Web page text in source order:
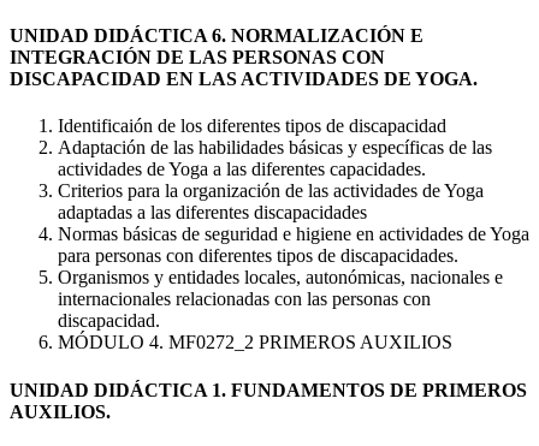
UNIDAD DIDÁCTICA 6. NORMALIZACIÓN E
INTEGRACIÓN DE LAS PERSONAS CON
DISCAPACIDAD EN LAS ACTIVIDADES DE YOGA.
Identificaión de los diferentes tipos de discapacidad
Adaptación de las habilidades básicas y específicas de las
actividades de Yoga a las diferentes capacidades.
Criterios para la organización de las actividades de Yoga
adaptadas a las diferentes discapacidades
Normas básicas de seguridad e higiene en actividades de Yoga
para personas con diferentes tipos de discapacidades.
Organismos y entidades locales, autonómicas, nacionales e
internacionales relacionadas con las personas con
discapacidad.
MÓDULO 4. MF0272_2 PRIMEROS AUXILIOS
UNIDAD DIDÁCTICA 1. FUNDAMENTOS DE PRIMEROS
AUXILIOS.